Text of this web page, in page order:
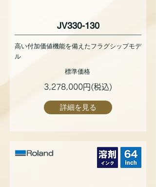
JV330-130
高い付加価値機能を備えたフラグシップモデ
ル
標準価格
3,278,000円(税込)
詳細を見る